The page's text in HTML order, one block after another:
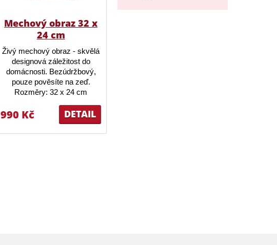
Mechový obraz 32 x
24 cm
Živý mechový obraz - skvělá
designová záležitost do
domácnosti. Bezúdržbový,
pouze pověsíte na zeď.
Rozměry: 32 x 24 cm
DETAIL
990 Kč